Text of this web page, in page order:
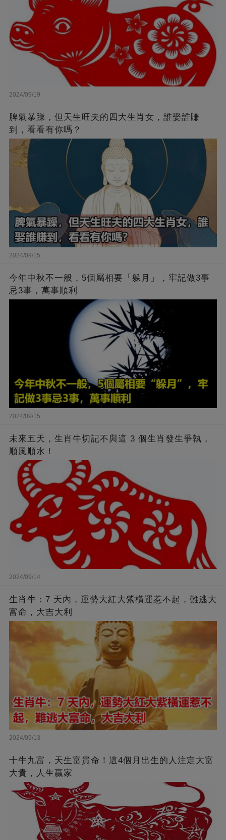
2024/09/19
脾氣暴躁，但天生旺夫的四大生肖女，誰娶誰賺
到，看看有你嗎？
2024/09/15
今年中秋不一般，5個屬相要「躲月」，牢記做3事
忌3事，萬事順利
2024/09/15
未來五天，生肖牛切記不與這 3 個生肖發生爭執，
順風順水！
2024/09/14
生肖牛：7 天內，運勢大紅大紫橫運惹不起，難逃大
富命，大吉大利
2024/09/13
十牛九富，天生富貴命！這4個月出生的人注定大富
大貴，人生贏家